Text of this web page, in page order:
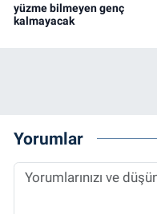
yüzme bilmeyen genç
kalmayacak
Yorumlar